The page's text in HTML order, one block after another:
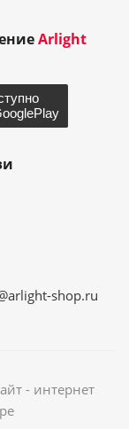
Arlight
shop.ru
- интернет